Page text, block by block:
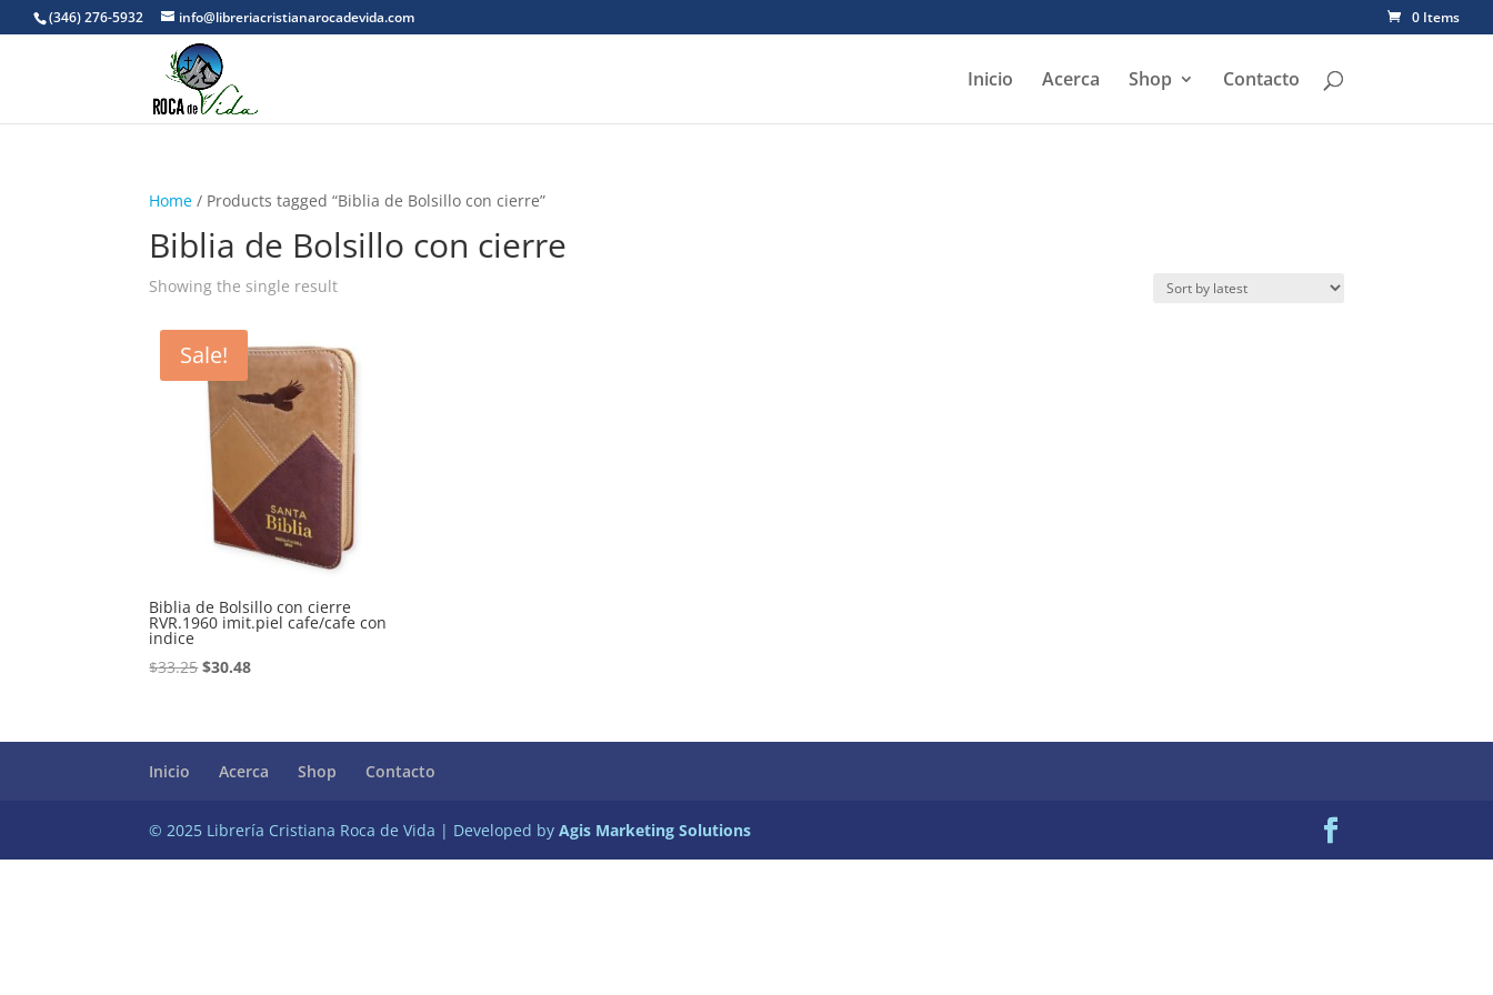
(346) 276-5932 info@libreriacristianarocadevida.com 0 Items
Inicio Acerca Shop Contacto
Home / Products tagged “Biblia de Bolsillo con cierre”
Biblia de Bolsillo con cierre
Showing the single result
Sale!
Biblia de Bolsillo con cierre
RVR.1960 imit.piel cafe/cafe con
indice
$33.25Original
$33.25.
$30.48Current
$30.48.
Inicio
Acerca Shop Contacto
© 2025 Librería Cristiana Roca de Vida | Developed byAgis Marketing Solutions